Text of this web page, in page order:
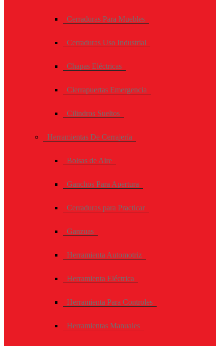
Cerraduras Para Muebles
Cerraduras Uso Industrial
Chapas Eléctricas
Cierrapuertas Emergencia
Cilindros Sueltos
Herramientas De Cerrajería
Bolsas de Aire
Ganchos Para Apertura
Cerraduras para Practicar
Ganzuas
Herramienta Automotriz
Herramienta Eléctrica
Herramienta Para Controles
Herramientas Manuales